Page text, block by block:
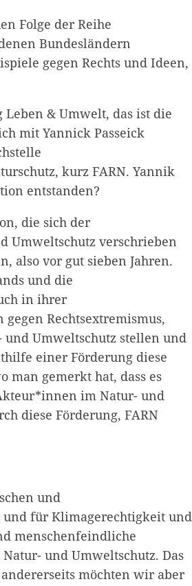
Folge der Reihe
Bundesländern
gegen Rechts und Ideen,
& Umwelt, das ist die
mit Yannick Passeick
kurz FARN. Yannik
entstanden?
die sich der
Umweltschutz verschrieben
also vor gut sieben Jahren.
und die
in ihrer
Rechtsextremismus,
und Umweltschutz stellen und
einer Förderung diese
man gemerkt hat, dass es
im Natur- und
diese Förderung, FARN
und
und für Klimagerechtigkeit und
menschenfeindliche
und Umweltschutz. Das
möchten wir aber